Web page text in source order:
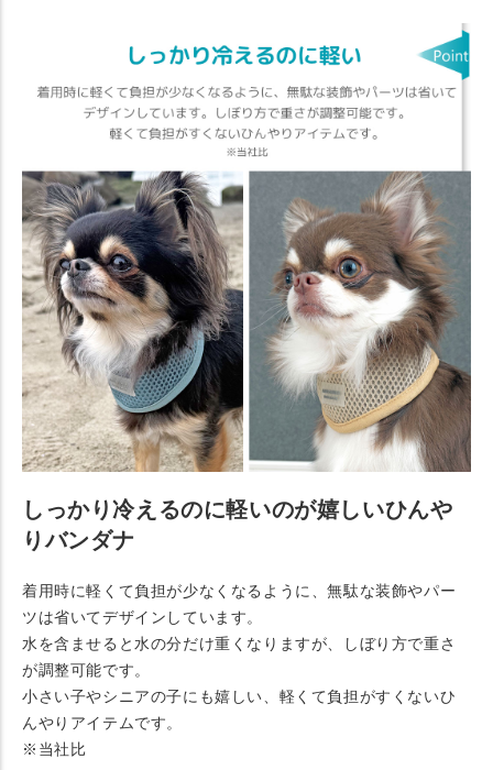
しっかり冷えるのに軽いのが嬉しいひんや
りバンダナ
着用時に軽くて負担が少なくなるように、無駄な装飾やパー
ツは省いてデザインしています。
水を含ませると水の分だけ重くなりますが、しぼり方で重さ
が調整可能です。
小さい子やシニアの子にも嬉しい、軽くて負担がすくないひ
んやりアイテムです。
※当社比